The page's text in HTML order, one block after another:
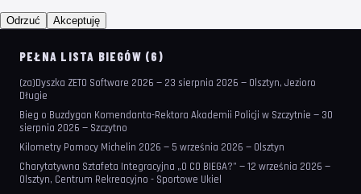
Odrzuć Akceptuję
PEŁNA LISTA BIEGÓW (6)
(za)Dyszka ZETO Software 2026 — 23 sierpnia 2026 — Olsztyn, Jezioro
Długie
Bieg o Buzdygan Komendanta-Rektora Akademii Policji w Szczytnie — 30
sierpnia 2026 — Szczytno
Kilometry Pomocy Michelin 2026 — 5 września 2026 — Olsztyn
Charytatywna Sztafeta Integracyjna „O CO BIEGA?” — 12 września 2026 —
Olsztyn, Centrum Rekreacyjno - Sportowe Ukiel